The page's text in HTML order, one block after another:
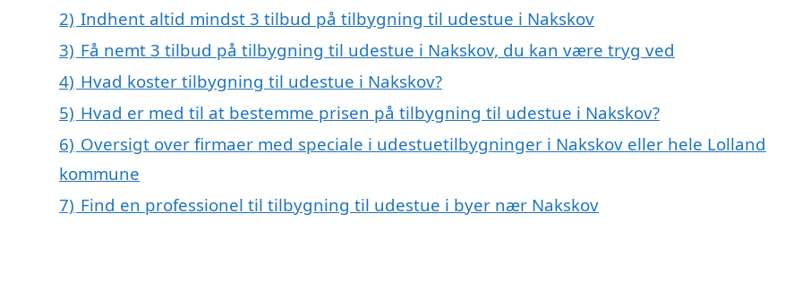
2) Indhent altid mindst 3 tilbud på tilbygning til udestue i Nakskov
3) Få nemt 3 tilbud på tilbygning til udestue i Nakskov, du kan være tryg ved
4) Hvad koster tilbygning til udestue i Nakskov?
5) Hvad er med til at bestemme prisen på tilbygning til udestue i Nakskov?
6) Oversigt over firmaer med speciale i udestuetilbygninger i Nakskov eller hele Lolland
kommune
7) Find en professionel til tilbygning til udestue i byer nær Nakskov